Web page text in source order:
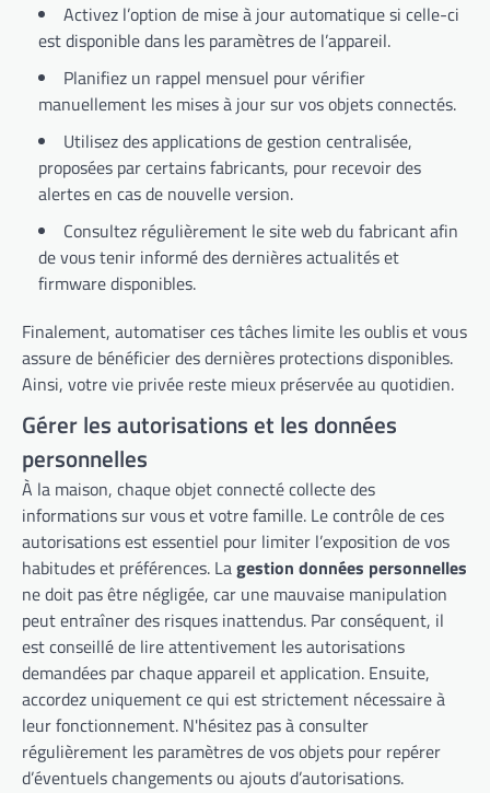
Activez l’option de mise à jour automatique si celle-ci
est disponible dans les paramètres de l’appareil.
Planifiez un rappel mensuel pour vérifier
manuellement les mises à jour sur vos objets connectés.
Utilisez des applications de gestion centralisée,
proposées par certains fabricants, pour recevoir des
alertes en cas de nouvelle version.
Consultez régulièrement le site web du fabricant afin
de vous tenir informé des dernières actualités et
firmware disponibles.
Finalement, automatiser ces tâches limite les oublis et vous
assure de bénéficier des dernières protections disponibles.
Ainsi, votre vie privée reste mieux préservée au quotidien.
Gérer les autorisations et les données
personnelles
À la maison, chaque objet connecté collecte des
informations sur vous et votre famille. Le contrôle de ces
autorisations est essentiel pour limiter l’exposition de vos
habitudes et préférences. Lagestion données personnelles
ne doit pas être négligée, car une mauvaise manipulation
peut entraîner des risques inattendus. Par conséquent, il
est conseillé de lire attentivement les autorisations
demandées par chaque appareil et application. Ensuite,
accordez uniquement ce qui est strictement nécessaire à
leur fonctionnement. N'hésitez pas à consulter
régulièrement les paramètres de vos objets pour repérer
d’éventuels changements ou ajouts d’autorisations.